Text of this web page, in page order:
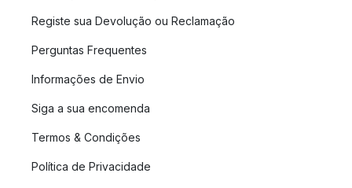
Registe sua Devolução ou Reclamação
Perguntas Frequentes
Informações de Envio
Siga a sua encomenda
Termos & Condições
Política de Privacidade